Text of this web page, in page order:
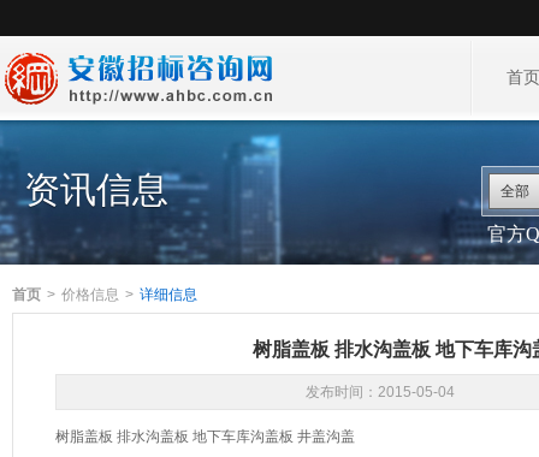
首
资讯信息 全部
官方
首页 > 价格信息 > 详细信息
树脂盖板 排水沟盖板 地下车库沟
发布时间： 2015-05-04
树脂盖板 排水沟盖板 地下车库沟盖板 井盖沟盖